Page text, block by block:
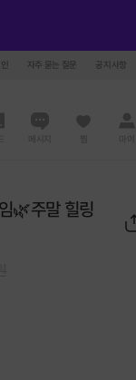
자주 묻는 질문 공지사항
메시지 찜 마이
🌿주말 힐링